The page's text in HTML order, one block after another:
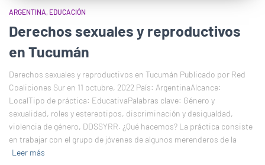
ARGENTINA EDUCACIÓN
Derechos sexuales y reproductivos
en Tucumán
Derechos sexuales y reproductivos en Tucumán Publicado por Red
Coaliciones Sur en 11 octubre, 2022 País: ArgentinaAlcance:
LocalTipo de práctica: EducativaPalabras clave: Género y
sexualidad, roles y estereotipos, discriminación y desigualdad,
violencia de género, DDSSYRR. ¿Qué hacemos? La práctica consiste
en trabajar con el grupo de jóvenes de algunos merenderos de la
Leer más